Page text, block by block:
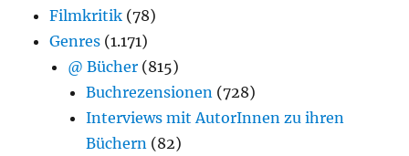
Filmkritik (78)
Genres (1.171)
@ Bücher (815)
Buchrezensionen (728)
Interviews mit AutorInnen zu ihren
Büchern (82)